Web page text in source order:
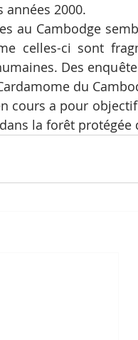
années 2000.
au Cambodge
celles-ci sont
Des
du
cours a pour
la forêt